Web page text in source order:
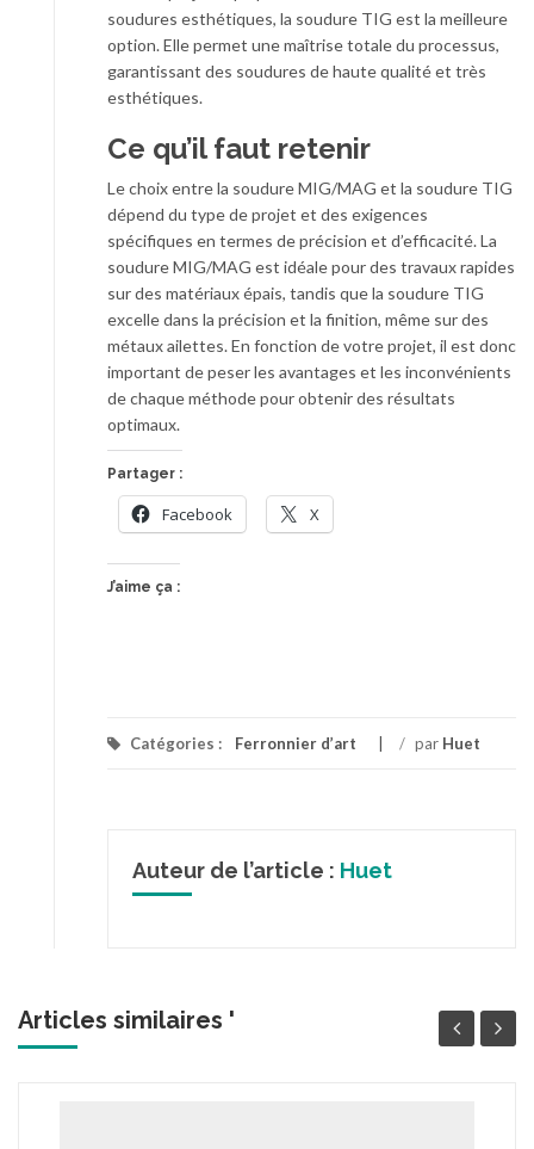
soudures esthétiques, la soudure TIG est la meilleure
option. Elle permet une maîtrise totale du processus,
garantissant des soudures de haute qualité et très
esthétiques.
Ce qu’il faut retenir
Le choix entre la soudure MIG/MAG et la soudure TIG
dépend du type de projet et des exigences
spécifiques en termes de précision et d’efficacité. La
soudure MIG/MAG est idéale pour des travaux rapides
sur des matériaux épais, tandis que la soudure TIG
excelle dans la précision et la finition, même sur des
métaux ailettes. En fonction de votre projet, il est donc
important de peser les avantages et les inconvénients
de chaque méthode pour obtenir des résultats
optimaux.
Partager :
Facebook X
J’aime ça :
Catégories : Ferronnier d’art / par Huet
Auteur de l’article : Huet
Articles similaires '